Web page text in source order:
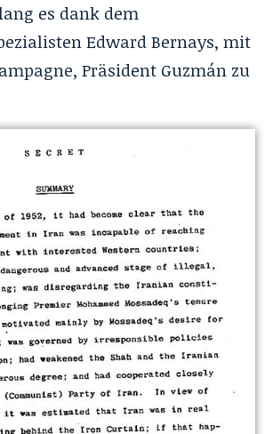
es dank dem
Edward Bernays, mit
Präsident Guzmán zu